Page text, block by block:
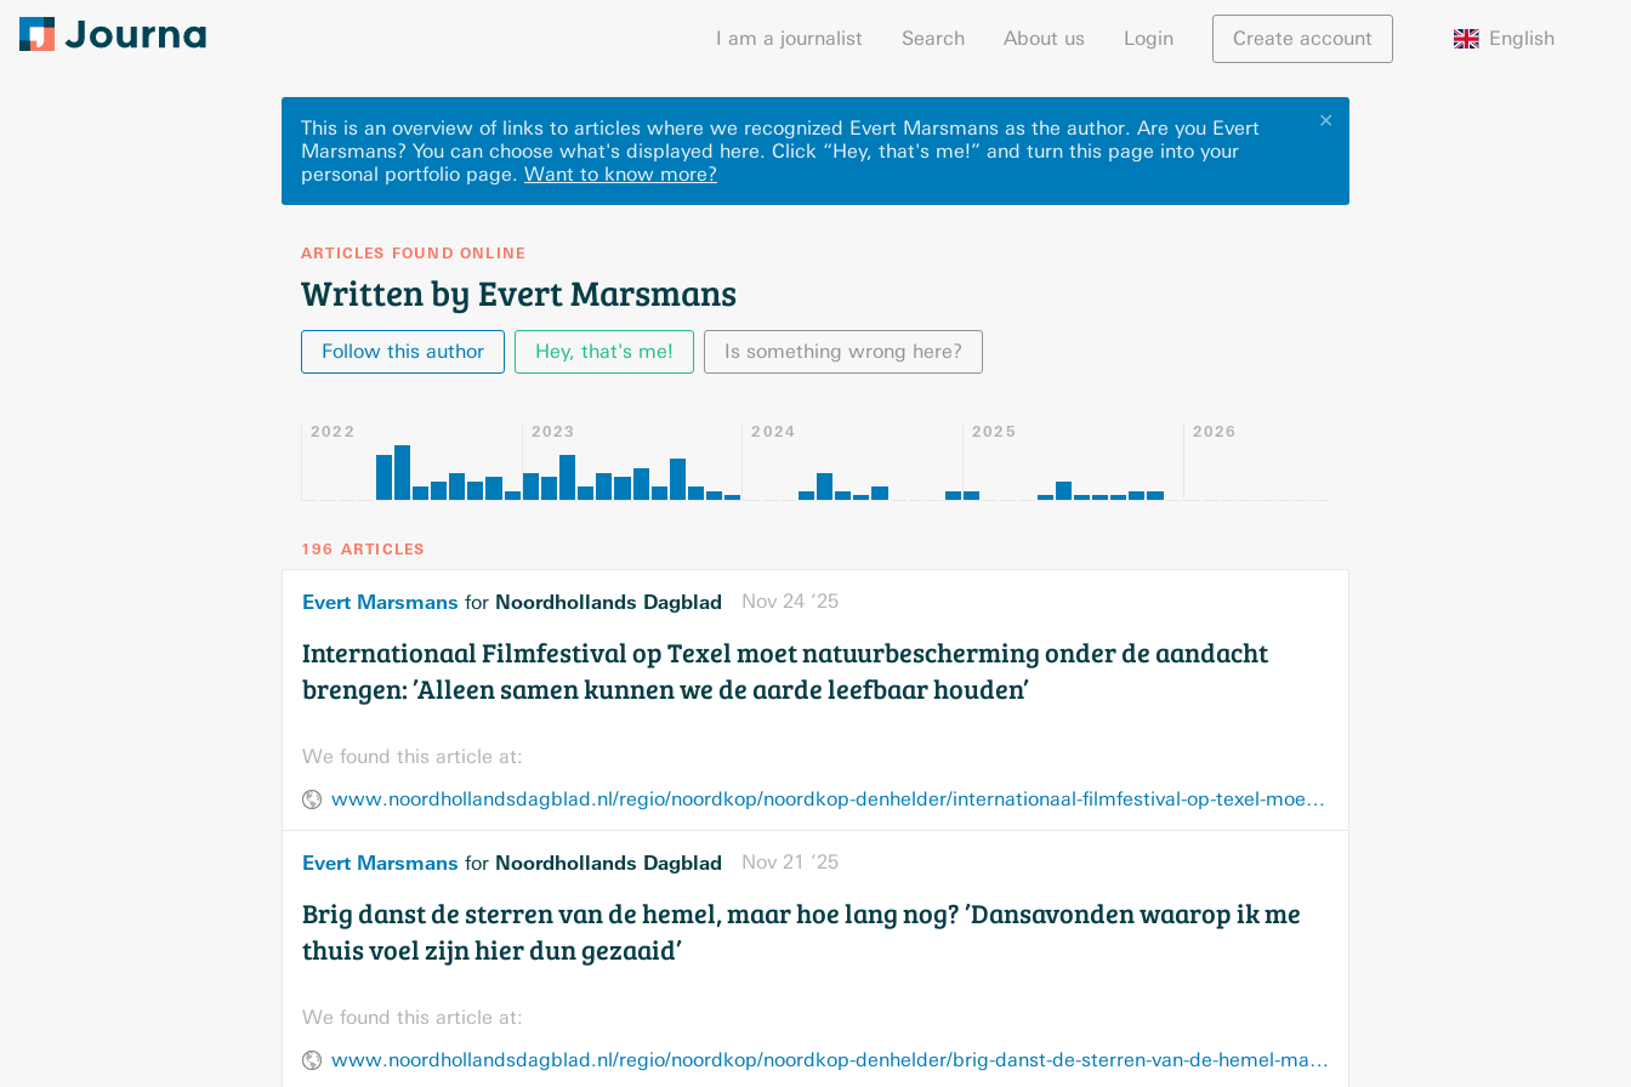
I am a journalist Search About us Login Create account English
✕
This is an overview of links to articles where we recognized Evert Marsmans as the author. Are you Evert
Marsmans? You can choose what's displayed here. Click “Hey, that's me!” and turn this page into your
personal portfolio page. Want to know more?
ARTICLES FOUND ONLINE
Written by Evert Marsmans
Follow this author Hey, that's me! Is something wrong here?
2022 2023 2024 2025 2026
196 ARTICLES
Evert Marsmans for Noordhollands Dagblad Nov 24 ’25
Internationaal Filmfestival op Texel moet natuurbescherming onder de aandacht
brengen: ’Alleen samen kunnen we de aarde leefbaar houden’
We found this article at:
www.noordhollandsdagblad.nl/regio/noordkop/noordkop-denhelder/internationaal-filmfestival-op-texel-moet-natuurbescherming-onder-de-aandacht-brengen-alleen-samen-kunnen-we-de-aarde-leefbaar-houden/106450554.html
Evert Marsmans for Noordhollands Dagblad Nov 21 ’25
Brig danst de sterren van de hemel, maar hoe lang nog? ’Dansavonden waarop ik me
thuis voel zijn hier dun gezaaid’
We found this article at:
www.noordhollandsdagblad.nl/regio/noordkop/noordkop-denhelder/brig-danst-de-sterren-van-de-hemel-maar-hoe-lang-nog-dansavonden-waarop-ik-me-thuis-voel-zijn-hier-dun-gezaaid/106698644.html